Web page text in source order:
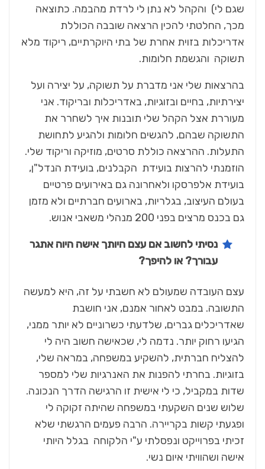
שגם לי) והקהל לא נתן לי לרדת מהבמה. כתוצאה
מכך, החלטתי להכין הרצאה שובבה הכוללת
אדריכלות בזוית אחרת של בתי היוקרתיים, ריקוד מלא
תשוקה והגשמת חלומות.
בהרצאות שלי אני מדברת על תשוקה, על יצירה ועל
יצירתיות, בחיים ובזוגיות, באדריכלות ובריקוד. אני
מעוררת אצל הקהל שלי תובנות איך לשחרר את
התשוקה שבהם, להגשים חלומות ולהגיע לתחושת
התעלות. ההרצאה כוללת סרטים, מוזיקה וריקוד שלי.
הוזמנתי להרצות בועידת הקבלנים, בועידת הנדל"ן,
בועידת אלפרסקו ולאחרונה גם באירועים פרטיים
בעולם העיצוב, בגלריות, בארועים חברתיים ולא מזמן
גם בכנס מרצים בפני 200 מנהלי משאבי אנוש.
נסיתי לחשוב אם עצם היותך אישה היוה אתגר
עבורך? או להיפך?
עצם העובדה שמעולם לא חשבתי על זה, היא למעשה
התשובה. במבט לאחור אמנם, אני חושבת
שאדריכלים גברים, שלדעתי כשרוניים לא יותר ממני,
הגיעו רחוק יותר. נדמה לי, שכאישה חשוב היה לי
להצליח חברתית, להשקיע במשפחה, במראה שלי,
בזוגיות. בחרתי להפנות את האנרגיות שלי למספר
שדות במקביל, כי לי אישית זו הרגישה הדרך הנכונה.
שלוש שנים השקעתי במשפחה שהיתה זקוקה לי
ופגעתי קשות בקריירה. הרבה פעמים הרגשתי שלא
זכיתי בפרוייקט ונפסלתי ע"י הלקוחה בגלל היותי
אישה ושהוויתי איום נשי.